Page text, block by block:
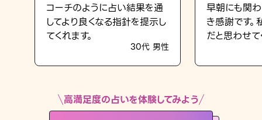
LINE占いを開く
※LINEアプリ内のサービスページへ遷移します
コーチのように占い結果を通
してより良くなる指針を提示し
てくれます。
30代 男性
早朝にも関
き感謝です
だと思わせて
高満足度の占いを体験してみよう